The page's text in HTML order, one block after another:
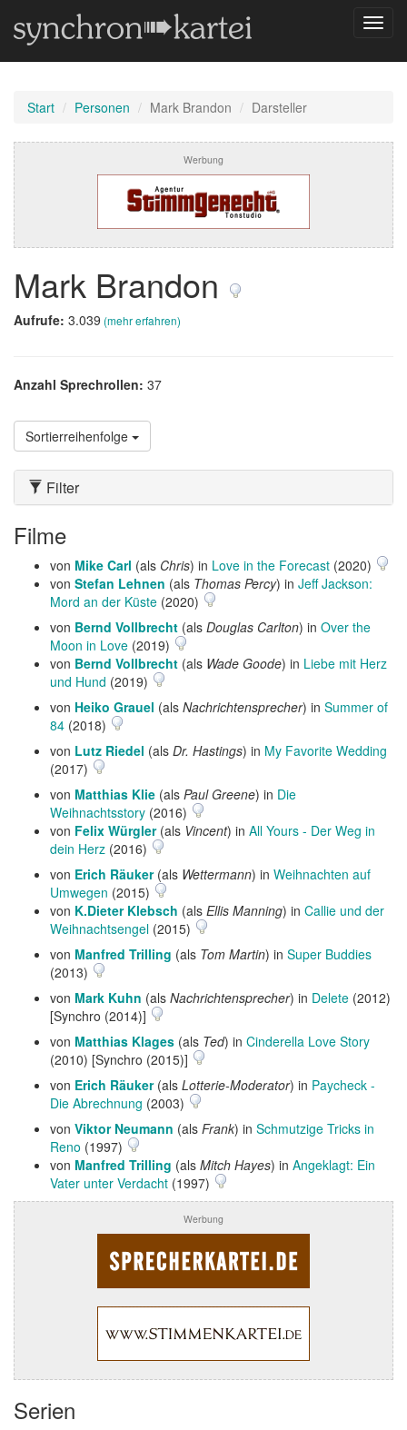
Start Personen Mark Brandon Darsteller
Werbung
Mark Brandon
Aufrufe: 3.039 (mehr erfahren)
Anzahl Sprechrollen: 37
Sortierreihenfolge
Filter
Filme
von Mike Carl (als Chris) in Love in the Forecast (2020)
von Stefan Lehnen (als Thomas Percy) in Jeff Jackson:
Mord an der Küste (2020)
von Bernd Vollbrecht (als Douglas Carlton) in Over the
Moon in Love (2019)
von Bernd Vollbrecht (als Wade Goode) in Liebe mit Herz
und Hund (2019)
von Heiko Grauel (als Nachrichtensprecher) in Summer of
84 (2018)
von Lutz Riedel (als Dr. Hastings) in My Favorite Wedding
(2017)
von Matthias Klie (als Paul Greene) in Die
Weihnachtsstory (2016)
von Felix Würgler(als Vincent) in All Yours - Der Weg in
dein Herz (2016)
von Erich Räuker(als Wettermann) in Weihnachten auf
Umwegen (2015)
von K.Dieter Klebsch (als Ellis Manning) in Callie und der
Weihnachtsengel (2015)
von Manfred Trilling (als Tom Martin) in Super Buddies
(2013)
von Mark Kuhn (als Nachrichtensprecher) in Delete (2012)
[Synchro (2014)]
von Matthias Klages (als Ted) in Cinderella Love Story
(2010) [Synchro (2015)]
von Erich Räuker(als Lotterie-Moderator) in Paycheck -
Die Abrechnung (2003)
von Viktor Neumann (als Frank) in Schmutzige Tricks in
Reno (1997)
von Manfred Trilling (als Mitch Hayes) in Angeklagt: Ein
Vater unter Verdacht (1997)
Werbung
Serien